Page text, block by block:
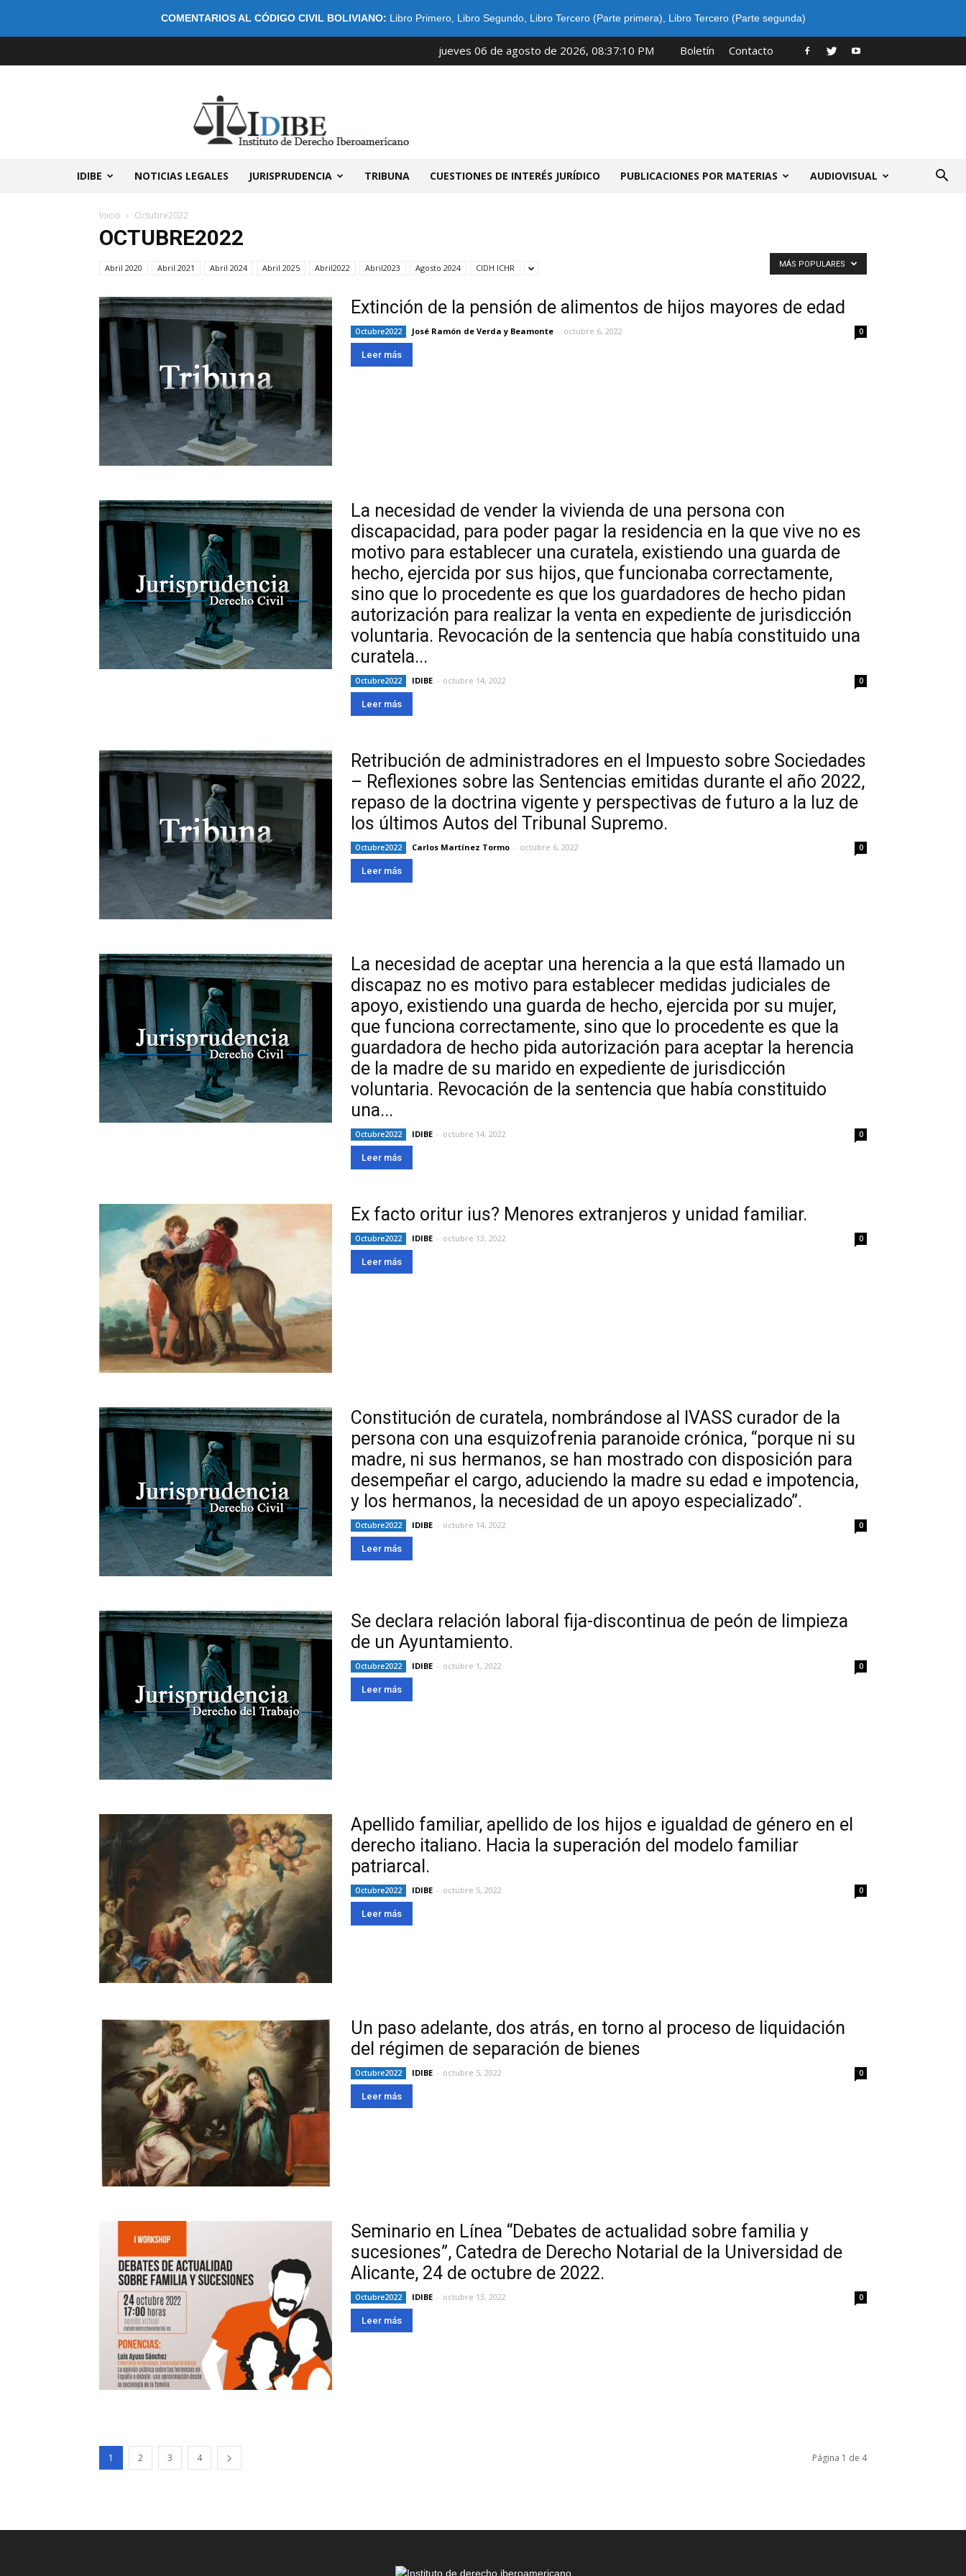
COMENTARIOS AL CÓDIGO CIVIL BOLIVIANO: Libro Primero, Libro Segundo, Libro Tercero (Parte primera) Libro Tercero (Parte segunda)
jueves 06 de agosto de 2026, 08:37:10 PM Boletín Contacto
IDIBE NOTICIAS LEGALES JURISPRUDENCIA TRIBUNA CUESTIONES DE INTERÉS JURÍDICO PUBLICACIONES POR MATERIAS AUDIOVISUAL
Inicio Octubre2022
OCTUBRE2022
Abril 2020 Abril 2021 Abril 2024 Abril 2025 Abril2022 Abril2023 Agosto 2024 CIDH ICHR MÁS POPULARES
Extinción de la pensión de alimentos de hijos mayores de edad
Octubre2022 José Ramón de Verda y Beamonte - octubre 6, 2022 0
Leer más
La necesidad de vender la vivienda de una persona con
discapacidad, para poder pagar la residencia en la que vive no es
motivo para establecer una curatela, existiendo una guarda de
hecho, ejercida por sus hijos, que funcionaba correctamente,
sino que lo procedente es que los guardadores de hecho pidan
autorización para realizar la venta en expediente de jurisdicción
voluntaria. Revocación de la sentencia que había constituido una
curatela...
Octubre2022 IDIBE - octubre 14, 2022 0
Leer más
Retribución de administradores en el Impuesto sobre Sociedades
– Reflexiones sobre las Sentencias emitidas durante el año 2022,
repaso de la doctrina vigente y perspectivas de futuro a la luz de
los últimos Autos del Tribunal Supremo.
Octubre2022 Carlos Martínez Tormo - octubre 6, 2022 0
Leer más
La necesidad de aceptar una herencia a la que está llamado un
discapaz no es motivo para establecer medidas judiciales de
apoyo, existiendo una guarda de hecho, ejercida por su mujer,
que funciona correctamente, sino que lo procedente es que la
guardadora de hecho pida autorización para aceptar la herencia
de la madre de su marido en expediente de jurisdicción
voluntaria. Revocación de la sentencia que había constituido
una...
Octubre2022 IDIBE - octubre 14, 2022 0
Leer más
Ex facto oritur ius? Menores extranjeros y unidad familiar.
Octubre2022 IDIBE - octubre 13, 2022 0
Leer más
Constitución de curatela, nombrándose al IVASS curador de la
persona con una esquizofrenia paranoide crónica, “porque ni su
madre, ni sus hermanos, se han mostrado con disposición para
desempeñar el cargo, aduciendo la madre su edad e impotencia,
y los hermanos, la necesidad de un apoyo especializado”.
Octubre2022 IDIBE - octubre 14, 2022 0
Leer más
Se declara relación laboral fija-discontinua de peón de limpieza
de un Ayuntamiento.
Octubre2022 IDIBE - octubre 1, 2022 0
Leer más
Apellido familiar, apellido de los hijos e igualdad de género en el
derecho italiano. Hacia la superación del modelo familiar
patriarcal.
Octubre2022 IDIBE - octubre 5, 2022 0
Leer más
Un paso adelante, dos atrás, en torno al proceso de liquidación
del régimen de separación de bienes
Octubre2022 IDIBE - octubre 5, 2022 0
Leer más
Seminario en Línea “Debates de actualidad sobre familia y
sucesiones”, Catedra de Derecho Notarial de la Universidad de
Alicante, 24 de octubre de 2022.
Octubre2022 IDIBE - octubre 13, 2022 0
Leer más
1 2 3 4 Página 1 de 4